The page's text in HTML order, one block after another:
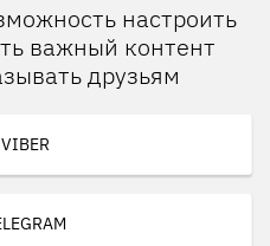
настроить
важный контент
друзьям
VIBER